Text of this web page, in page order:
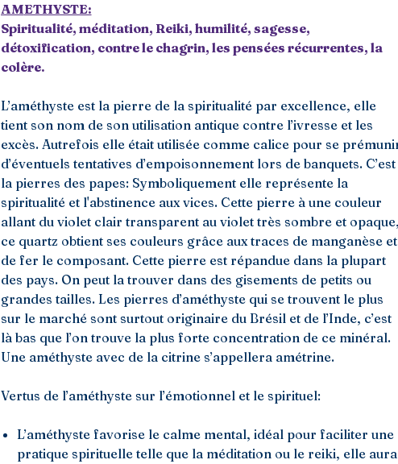
AMETHYSTE:
Spiritualité, méditation, Reiki, humilité, sagesse,
détoxification, contre le chagrin, les pensées récurrentes, la
colère.
L’améthyste est la pierre de la spiritualité par excellence, elle
tient son nom de son utilisation antique contre l’ivresse et les
excès. Autrefois elle était utilisée comme calice pour se
d’éventuels tentatives d’empoisonnement lors de banquets. C’est
la pierres des papes: Symboliquement elle représente la
spiritualité et l'abstinence aux vices. Cette pierre à une couleur
allant du violet clair transparent au violet très sombre et opaque,
ce quartz obtient ses couleurs grâce aux traces de manganèse et
de fer le composant. Cette pierre est répandue dans la plupart
des pays. On peut la trouver dans des gisements de petits ou
grandes tailles. Les pierres d’améthyste qui se trouvent le plus
sur le marché sont surtout originaire du Brésil et de l’Inde, c’est
là bas que l’on trouve la plus forte concentration de ce minéral.
Une améthyste avec de la citrine s’appellera amétrine.
Vertus de l’améthyste sur l’émotionnel et le spirituel:
L’améthyste favorise le calme mental, idéal pour faciliter une
pratique spirituelle telle que la méditation ou le reiki, elle aura